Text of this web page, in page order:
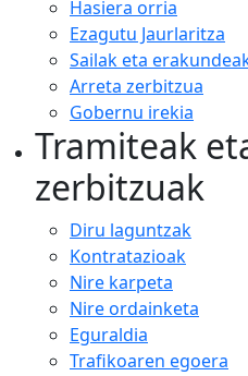
Hasiera orria
Ezagutu Jaurlaritza
Sailak eta
Arreta zerbitzua
Gobernu irekia
Tramiteak
zerbitzuak
Diru laguntzak
Kontratazioak
Nire karpeta
Nire ordainketa
Eguraldia
Trafikoaren egoera